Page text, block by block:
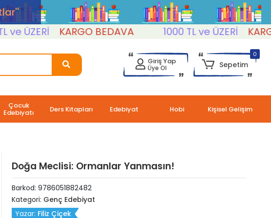
KARGO BEDAVA 1000 TL ve ÜZERİ KARGO
Giriş Yap
Üye Ol
0
Sepetim
Çocuk
Edebiyatı Ders Kitapları Edebiyat Hobi Kişisel Gelişim
Doğa Meclisi: Ormanlar Yanmasın!
Barkod: 9786051882482
Kategori: Genç Edebiyat
Yazar: Filiz Çiçek